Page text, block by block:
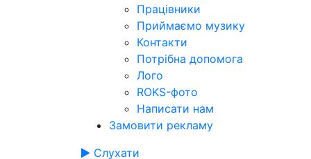
Працівники
Приймаємо музику
Контакти
Потрібна допомога
Лого
ROKS-фото
Написати нам
Замовити рекламу
Слухати